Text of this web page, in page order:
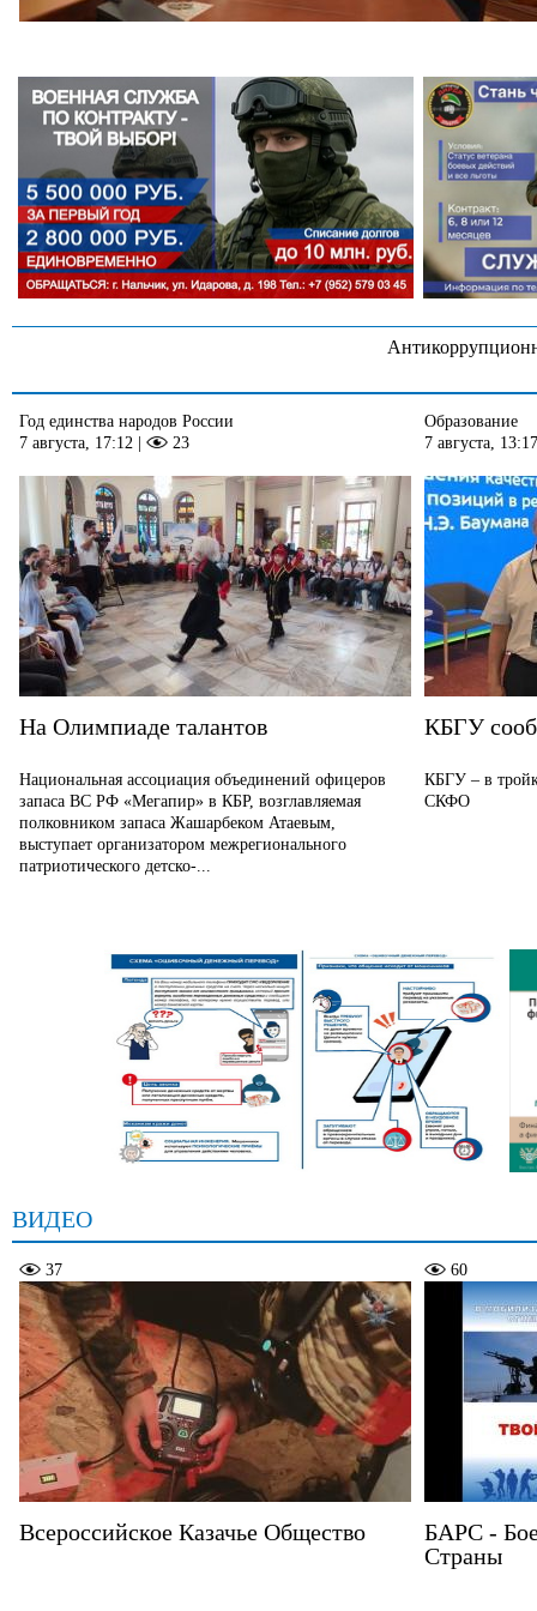
Год единства народов России
7 августа, 17:12 | 23
На Олимпиаде талантов
Национальная ассоциация объединений офицеров
запаса ВС РФ «Мегапир» в КБР, возглавляемая
полковником запаса Жашарбеком Атаевым,
выступает организатором межрегионального
патриотического детско-...
Образование
7 августа, 13:17
КБГУ
КБГУ – в
СКФО
ВИДЕО
37
Всероссийское Казачье Общество
60
БАРС -
Страны